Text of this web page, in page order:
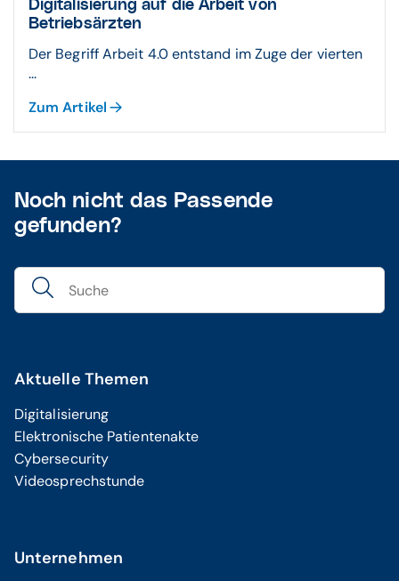
Digitalisierung auf die Arbeit von
Betriebsärzten
Der Begriff Arbeit 4.0 entstand im Zuge der vierten
...
Zum Artikel
Noch nicht das Passende
gefunden?
Aktuelle Themen
Digitalisierung
Elektronische Patientenakte
Cybersecurity
Videosprechstunde
Unternehmen